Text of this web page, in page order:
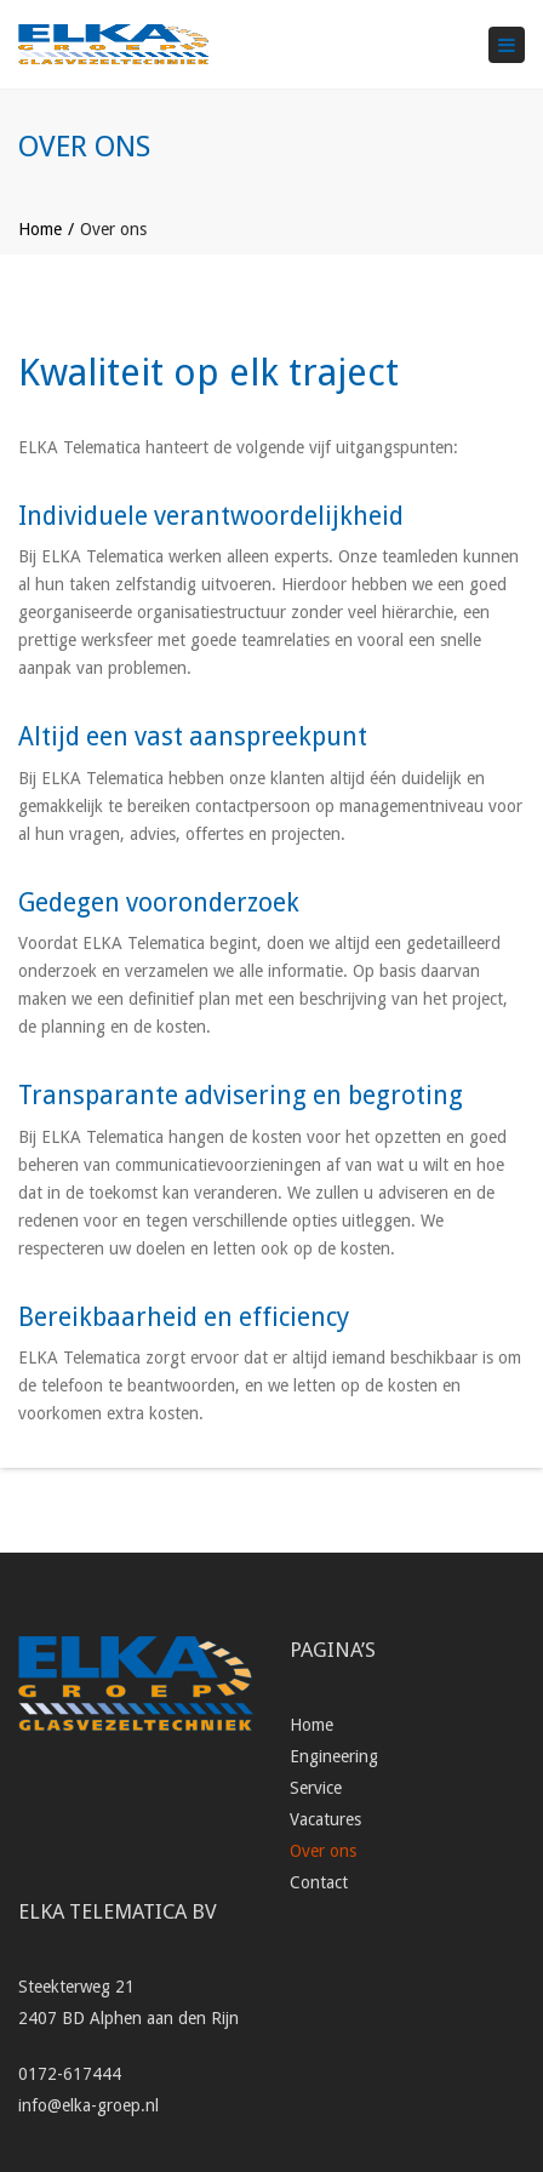
OVER ONS
Home Over ons
Kwaliteit op elk traject
ELKA Telematica hanteert de volgende vijf uitgangspunten:
Individuele verantwoordelijkheid
Bij ELKA Telematica werken alleen experts. Onze teamleden kunnen
al hun taken zelfstandig uitvoeren. Hierdoor hebben we een goed
georganiseerde organisatiestructuur zonder veel hiërarchie, een
prettige werksfeer met goede teamrelaties en vooral een snelle
aanpak van problemen.
Altijd een vast aanspreekpunt
Bij ELKA Telematica hebben onze klanten altijd één duidelijk en
gemakkelijk te bereiken contactpersoon op managementniveau voor
al hun vragen, advies, offertes en projecten.
Gedegen vooronderzoek
Voordat ELKA Telematica begint, doen we altijd een gedetailleerd
onderzoek en verzamelen we alle informatie. Op basis daarvan
maken we een definitief plan met een beschrijving van het project,
de planning en de kosten.
Transparante advisering en begroting
Bij ELKA Telematica hangen de kosten voor het opzetten en goed
beheren van communicatievoorzieningen af van wat u wilt en hoe
dat in de toekomst kan veranderen. We zullen u adviseren en de
redenen voor en tegen verschillende opties uitleggen. We
respecteren uw doelen en letten ook op de kosten.
Bereikbaarheid en efficiency
ELKA Telematica zorgt ervoor dat er altijd iemand beschikbaar is om
de telefoon te beantwoorden, en we letten op de kosten en
voorkomen extra kosten.
PAGINA’S
Home
Engineering
Service
Vacatures
Over ons
Contact
ELKA TELEMATICA BV
Steekterweg 21
2407 BD Alphen aan den Rijn
0172-617444
info@elka-groep.nl